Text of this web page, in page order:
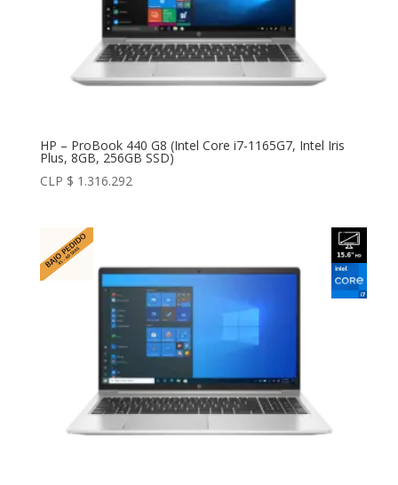
HP – ProBook 440 G8 (Intel Core i7-1165G7, Intel Iris
Plus, 8GB, 256GB SSD)
CLP $ 1.316.292